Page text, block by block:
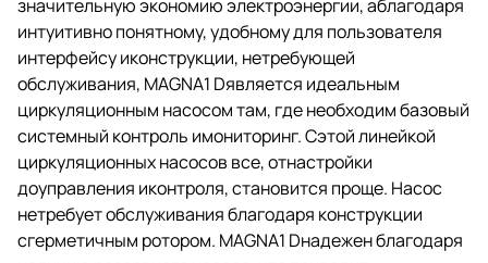
значительную экономию электроэнергии, аблагодаря
интуитивно понятному, удобному для пользователя
интерфейсу иконструкции, нетребующей
обслуживания, MAGNA1 Dявляется идеальным
циркуляционным насосом там, где необходим базовый
системный контроль имониторинг. Сэтой линейкой
циркуляционных насосов все, отнастройки
доуправления иконтроля, становится проще. Насос
нетребует обслуживания благодаря конструкции
сгерметичным ротором. MAGNA1 Dнадежен благодаря